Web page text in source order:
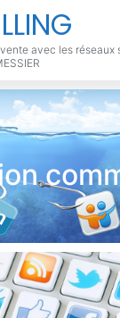
avec les réseaux